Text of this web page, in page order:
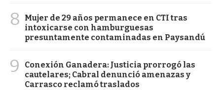
8
Mujer de 29 años permanece en CTI tras
intoxicarse con hamburguesas
presuntamente contaminadas en Paysandú
9
Conexión Ganadera: Justicia prorrogó las
cautelares; Cabral denunció amenazas y
Carrasco reclamó traslados